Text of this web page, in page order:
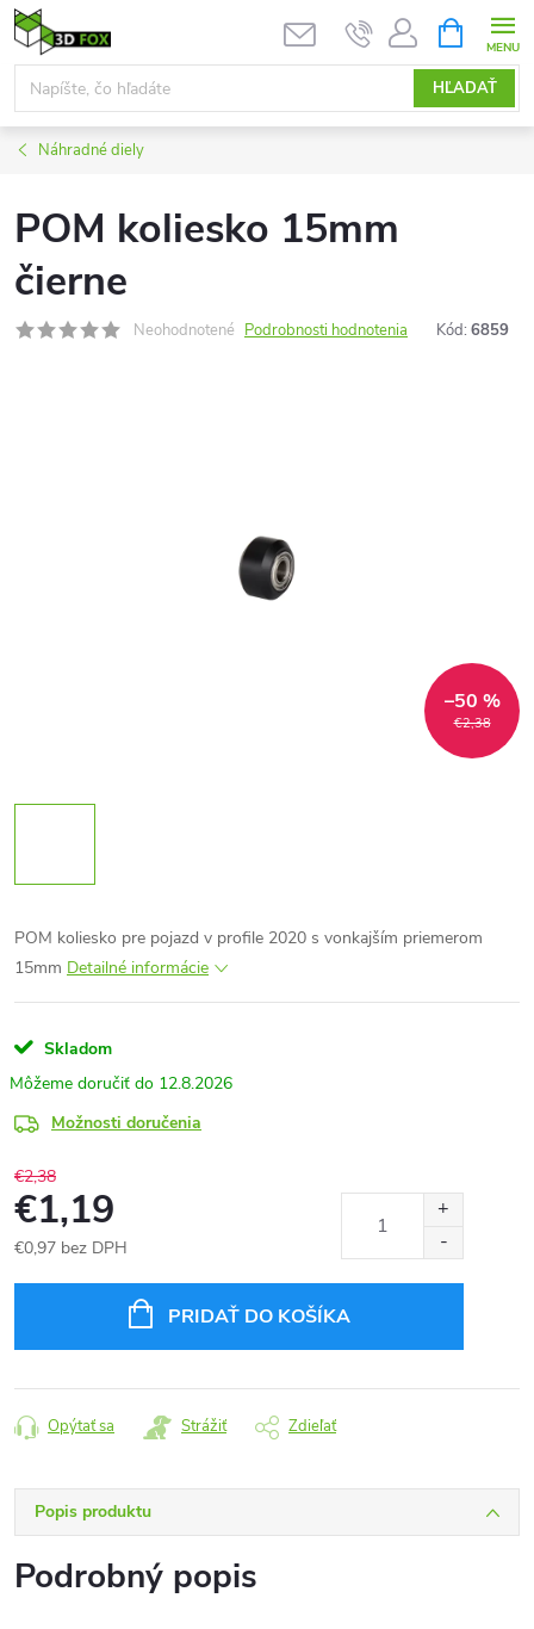
Prejsť
na
obsah
HĽADAŤ
KOŠÍK
Náhradné diely
POM koliesko 15mm
čierne
Neohodnotené Podrobnosti hodnotenia Kód: 6859
€2,38
–50 %
POM koliesko pre pojazd v profile 2020 s vonkajším priemerom
15mm Detailné informácie
Skladom
12.8.2026
Možnosti doručenia
€2,38
€1,19
€0,97 bez DPH
PRIDAŤ DO KOŠÍKA
Opýtať sa Strážiť Zdieľať
Popis produktu
Podrobný popis